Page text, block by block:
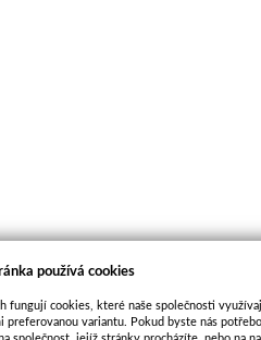
používá cookies
fungují cookies, které naše společnosti
preferovanou variantu. Pokud byste nás